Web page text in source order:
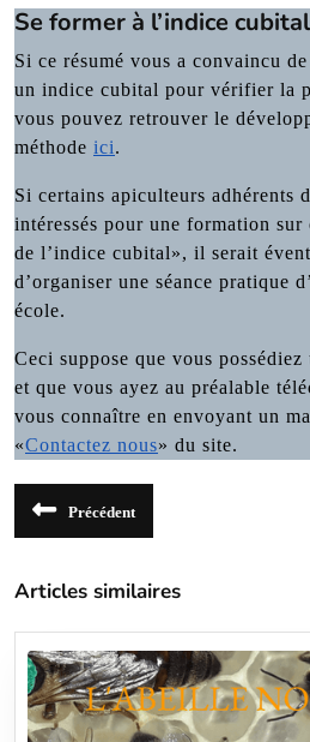
Se former à l’indice cubital
Si ce résumé vous a convaincu
un indice cubital pour vérifier la
vous pouvez retrouver le
méthode ici.
Si certains apiculteurs adhérents
intéressés pour une formation sur
de l’indice cubital», il serait
d’organiser une séance pratique
école.
Ceci suppose que vous
et que vous ayez au préalable
vous connaître en envoyant un
«Contactez nous» du site.
Navigation
de
Précédent
précédent
Articles similaires